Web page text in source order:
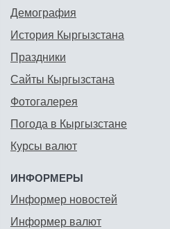
Демография
История Кыргызстана
Праздники
Сайты Кыргызстана
Фотогалерея
Погода в Кыргызстане
Курсы валют
ИНФОРМЕРЫ
Информер новостей
Информер валют